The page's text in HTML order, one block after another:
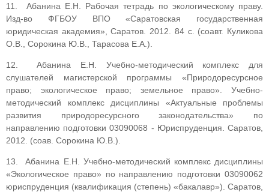
11. Абанина Е.Н. Рабочая тетрадь по экологическому праву.
Изд-во ФГБОУ ВПО «Саратовская государственная
юридическая академия», Саратов. 2012. 84 с. (соавт. Куликова
О.В., Сорокина Ю.В., Тарасова Е.А.).
12. Абанина Е.Н. Учебно-методический комплекс для
слушателей магистерской программы «Природоресурсное
право; экологическое право; земельное право». Учебно-
методический комплекс дисциплины «Актуальные проблемы
развития природоресурсного законодательства» по
направлению подготовки 03090068 - Юриспруденция. Саратов,
2012. (соав. Сорокина Ю.В.).
13. Абанина Е.Н. Учебно-методический комплекс дисциплины
«Экологическое право» по направлению подготовки 03090062
юриспруденция (квалификация (степень) «бакалавр»). Саратов,